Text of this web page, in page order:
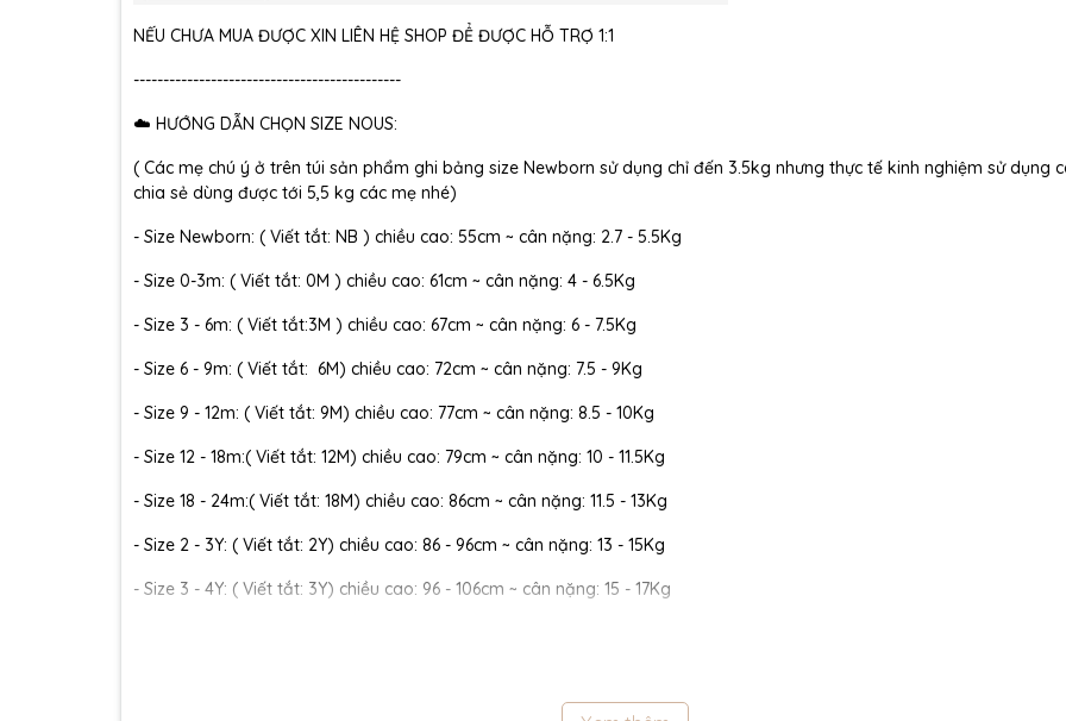
NẾU CHƯA MUA ĐƯỢC XIN LIÊN HỆ SHOP ĐỂ ĐƯỢC HỖ TRỢ 1:1
---------------------------------------------
☁️ HƯỚNG DẪN CHỌN SIZE NOUS:
( Các mẹ chú ý ở trên túi sản phẩm ghi bảng size Newborn sử dụng chỉ đến 3.5kg nhưng thực tế kinh nghiệm sử dụng
chia sẻ dùng được tới 5,5 kg các mẹ nhé)
- Size Newborn: ( Viết tắt: NB ) chiều cao: 55cm ~ cân nặng: 2.7 - 5.5Kg
- Size 0-3m: ( Viết tắt: 0M ) chiều cao: 61cm ~ cân nặng: 4 - 6.5Kg
- Size 3 - 6m: ( Viết tắt:3M ) chiều cao: 67cm ~ cân nặng: 6 - 7.5Kg
- Size 6 - 9m: ( Viết tắt: 6M) chiều cao: 72cm ~ cân nặng: 7.5 - 9Kg
- Size 9 - 12m: ( Viết tắt: 9M) chiều cao: 77cm ~ cân nặng: 8.5 - 10Kg
- Size 12 - 18m:( Viết tắt: 12M) chiều cao: 79cm ~ cân nặng: 10 - 11.5Kg
- Size 18 - 24m:( Viết tắt: 18M) chiều cao: 86cm ~ cân nặng: 11.5 - 13Kg
- Size 2 - 3Y: ( Viết tắt: 2Y) chiều cao: 86 - 96cm ~ cân nặng: 13 - 15Kg
- Size 3 - 4Y: ( Viết tắt: 3Y) chiều cao: 96 - 106cm ~ cân nặng: 15 - 17Kg